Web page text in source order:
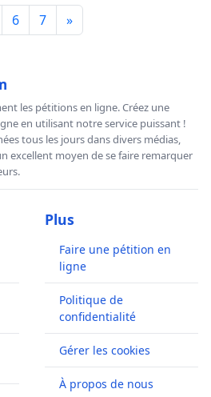
6 7 »
les pétitions en ligne. Créez une
en utilisant notre service puissant !
tous les jours dans divers médias,
excellent moyen de se faire remarquer
Plus
Faire une pétition en
ligne
Politique de
confidentialité
Gérer les cookies
À propos de nous